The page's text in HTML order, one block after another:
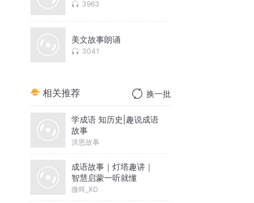
3963
美文故事朗诵
3041
相关推荐 换一批
学成语 知历史|趣说成语
故事
洪恩故事
成语故事｜灯塔趣讲｜
智慧启蒙一听就懂
微晖_XD